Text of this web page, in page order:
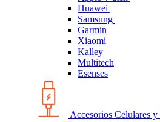
Huawei
Samsung
Garmin
Xiaomi
Kalley
Multitech
Esenses
Accesorios Celulares y